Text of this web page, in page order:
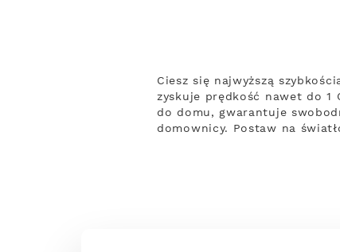
Ciesz się najwyższą
zyskuje prędkość nawet do 1
do domu, gwarantuje
domownicy. Postaw na